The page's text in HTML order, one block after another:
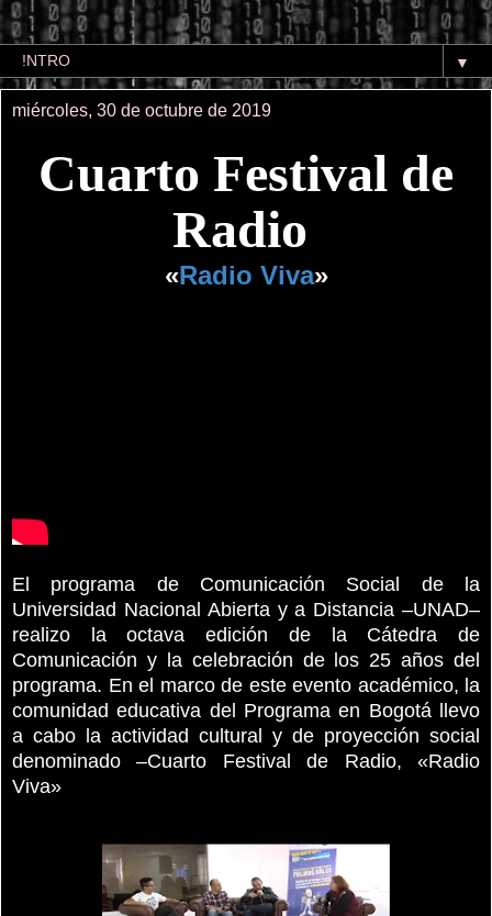
▼
miércoles, 30 de octubre de 2019
Cuarto Festival de
Radio
«Radio Viva»
El programa de Comunicación Social de la
Universidad Nacional Abierta y a Distancia –UNAD–
realizo la octava edición de la Cátedra de
Comunicación y la celebración de los 25 años del
programa. En el marco de este evento académico, la
comunidad educativa del Programa en Bogotá llevo
a cabo la actividad cultural y de proyección social
denominado –Cuarto Festival de Radio, «Radio
Viva»